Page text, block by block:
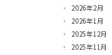
2026年2月
2026年1月
2025年12月
2025年11月